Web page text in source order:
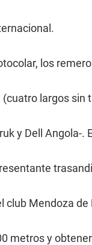
los
largos
y Dell Angola-
club Mendoza
metros y